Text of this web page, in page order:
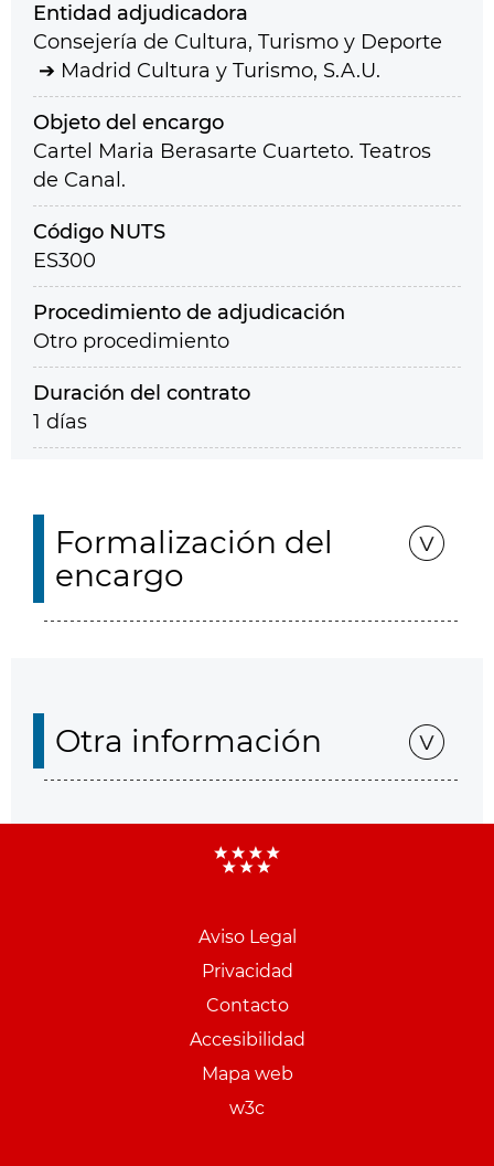
Entidad adjudicadora
Consejería de Cultura, Turismo y Deporte
Madrid Cultura y Turismo, S.A.U.
Objeto del encargo
Cartel Maria Berasarte Cuarteto. Teatros
de Canal.
Código NUTS
ES300
Procedimiento de adjudicación
Otro procedimiento
Duración del contrato
1 días
Formalización del
encargo
Otra información
Aviso Legal
Privacidad
Contacto
Accesibilidad
Mapa web
w3c